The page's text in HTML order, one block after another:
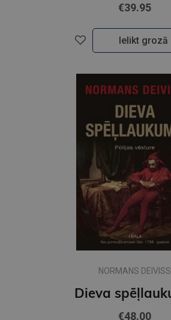
€39.95
Ielikt grozā
NORMANS DEIVISS
€48.00